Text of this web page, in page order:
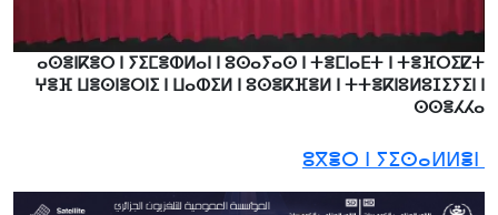
ⴰⵙⴻⵏⴽⴻⵔ ⵏ ⵢⵉⵎⴻⵀⵍⴰⵏ ⵏ ⵓⵙⴰⵢⴰⵙ ⵏ ⵜⴻⵎⵏⴰⴹⵜ ⵏ ⵜⴻⴼⵔⵉⵇⵜ
ⵖⴻⴼ ⵡⴻⵙⵏⴻⵔⵏⵉ ⵏ ⵡⴰⵀⵉⵍ ⵏ ⵓⵙⴻⴽⴼⴻⵍ ⵏ ⵜⵜⴻⴽⵏⵓⵍⵓⵊⵉⵢⵉⵏ ⵏ
ⵙⵙⴻⵃⵃⴰ